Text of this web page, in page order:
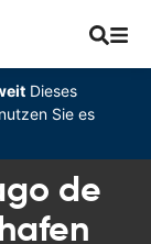
Dieses
Sie es
de